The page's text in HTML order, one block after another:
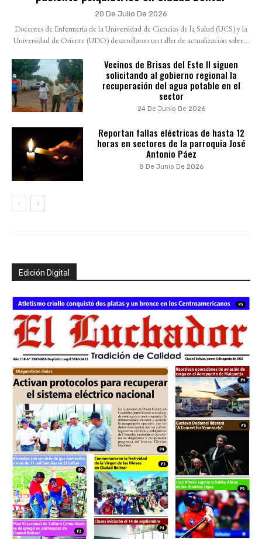
20 De Julio De 2026
Docentes de Enfermería de la Universidad de Ciencias de la Salud (UCS) y la
Universidad de Oriente (UDO) desarrollaron un taller de actualización sobre...
Vecinos de Brisas del Este II siguen
solicitando al gobierno regional la
recuperación del agua potable en el
sector
24 De Junio De 2026
Reportan fallas eléctricas de hasta 12
horas en sectores de la parroquia José
Antonio Páez
8 De Junio De 2026
Edición Digital